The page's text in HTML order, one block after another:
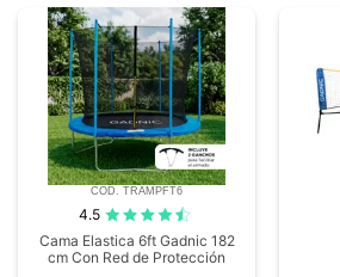
COD. TRAMPFT6
4.5
Cama Elastica 6ft Gadnic 182
cm Con Red de Protección